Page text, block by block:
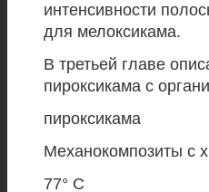
интенсивности
для мелоксикама.
В третьей главе
пироксикама с
пироксикама
Механокомпозиты с
77° С